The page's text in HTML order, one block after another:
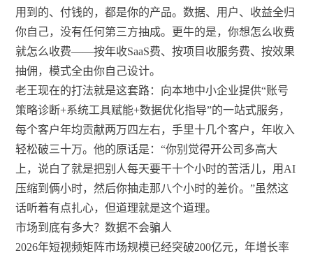
用到的、付钱的，都是你的产品。数据、用户、收益全归
你自己，没有任何第三方抽成。更牛的是，你想怎么收费
就怎么收费——按年收SaaS费、按项目收服务费、按效果
抽佣，模式全由你自己设计。
老王现在的打法就是这套路：向本地中小企业提供“账号
策略诊断+系统工具赋能+数据优化指导”的一站式服务，
每个客户年均贡献两万四左右，手里十几个客户，年收入
轻松破三十万。他的原话是：“你别觉得开公司多高大
上，说白了就是把别人每天要干十个小时的苦活儿，用AI
压缩到俩小时，然后你抽走那八个小时的差价。”虽然这
话听着有点扎心，但道理就是这个道理。
市场到底有多大？数据不会骗人
2026年短视频矩阵市场规模已经突破200亿元，年增长率